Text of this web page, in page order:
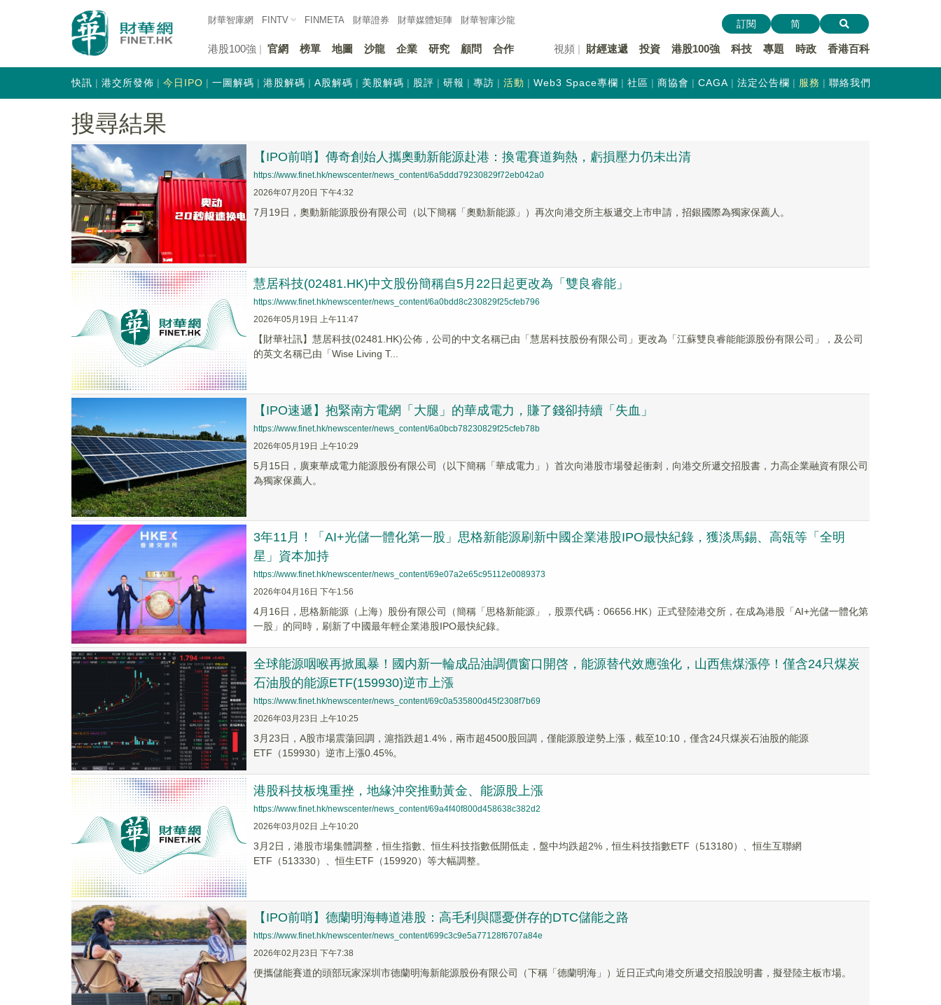
財華智庫網 FINTV FINMETA 財華證券 財華媒體矩陣 財華智庫沙龍
港股100強 官網 榜單 地圖 沙龍 企業 研究 顧問 合作 視頻 財經速遞 投資 港股100強 科技 專題 時政 香港百科
訂閱 简
快訊 港交所發佈 今日IPO 一圖解碼 港股解碼 A股解碼 美股解碼 股評 研報 專訪 活動 Web3 Space專欄 社區 商協會 CAGA 法定公告欄 服務 聯絡我們
搜尋結果
【IPO前哨】傳奇創始人攜奧動新能源赴港：換電賽道夠熱，虧損壓力仍未出清
https://www.finet.hk/newscenter/news_content/6a5ddd79230829f72eb042a0
2026年07月20日 下午4:32
7月19日，奧動新能源股份有限公司（以下簡稱「奧動新能源」）再次向港交所主板遞交上市申請，招銀國際為獨家保薦人。
慧居科技(02481.HK)中文股份簡稱自5月22日起更改為「雙良睿能」
https://www.finet.hk/newscenter/news_content/6a0bdd8c230829f25cfeb796
2026年05月19日 上午11:47
​【財華社訊】慧居科技(02481.HK)公佈，公司的中文名稱已由「慧居科技股份有限公司」更改為「江蘇雙良睿能能源股份有限公司」，及公司
的英文名稱已由「Wise Living T...
【IPO速遞】抱緊南方電網「大腿」的華成電力，賺了錢卻持續「失血」
https://www.finet.hk/newscenter/news_content/6a0bcb78230829f25cfeb78b
2026年05月19日 上午10:29
5月15日，廣東華成電力能源股份有限公司（以下簡稱「華成電力」）首次向港股市場發起衝刺，向港交所遞交招股書，力高企業融資有限公司
為獨家保薦人。
3年11月！「AI+光儲一體化第一股」思格新能源刷新中國企業港股IPO最快紀錄，獲淡馬錫、高瓴等「全明
星」資本加持
https://www.finet.hk/newscenter/news_content/69e07a2e65c95112e0089373
2026年04月16日 下午1:56
4月16日，思格新能源（上海）股份有限公司（簡稱「思格新能源」，股票代碼：06656.HK）正式登陸港交所，在成為港股「AI+光儲一體化第
一股」的同時，刷新了中國最年輕企業港股IPO最快紀錄。
全球能源咽喉再掀風暴！國内新一輪成品油調價窗口開啓，能源替代效應強化，山西焦煤漲停！僅含24只煤炭
石油股的能源ETF(159930)逆市上漲
https://www.finet.hk/newscenter/news_content/69c0a535800d45f2308f7b69
2026年03月23日 上午10:25
3月23日，A股市場震蕩回調，滬指跌超1.4%，兩市超4500股回調，僅能源股逆勢上漲，截至10:10，僅含24只煤炭石油股的能源
ETF（159930）逆市上漲0.45%。
港股科技板塊重挫，地緣沖突推動黃金、能源股上漲
https://www.finet.hk/newscenter/news_content/69a4f40f800d458638c382d2
2026年03月02日 上午10:20
3月2日，港股市場集體調整，恒生指數、恒生科技指數低開低走，盤中均跌超2%，恒生科技指數ETF（513180）、恒生互聯網
ETF（513330）、恒生ETF（159920）等大幅調整。
【IPO前哨】德蘭明海轉道港股：高毛利與隱憂併存的DTC儲能之路
https://www.finet.hk/newscenter/news_content/699c3c9e5a77128f6707a84e
2026年02月23日 下午7:38
便攜儲能賽道的頭部玩家深圳市德蘭明海新能源股份有限公司（下稱「德蘭明海」）近日正式向港交所遞交招股說明書，擬登陸主板市場。